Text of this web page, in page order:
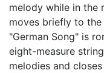
melody while in the
moves briefly to the
"German Song" is
eight-measure
melodies and